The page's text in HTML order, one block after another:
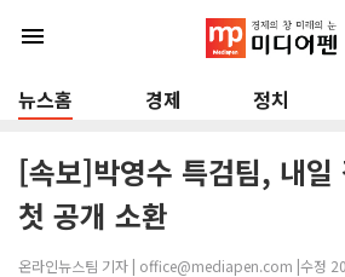
menu
뉴스홈 경제 정치
[속보]박영수 특검팀, 내일
첫 공개 소환
온라인뉴스팀 기자 | office@mediapen.com |수정